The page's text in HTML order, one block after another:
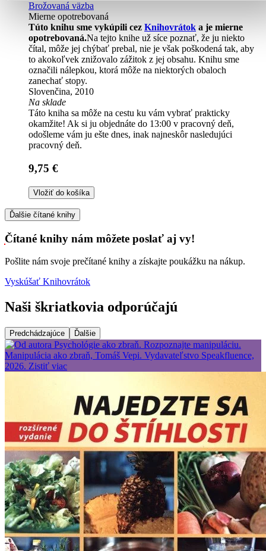
Brožovaná väzba
Mierne opotrebovaná
Túto knihu sme vykúpili cez Knihovrátok a je mierne
opotrebovaná.Na tejto knihe už síce poznať, že ju niekto
čítal, môže jej chýbať prebal, nie je však poškodená tak, aby
to akokoľvek znižovalo zážitok z jej obsahu. Knihu sme
označili nálepkou, ktorá môže na niektorých obaloch
zanechať stopy.
Slovenčina, 2010
Na sklade
Táto kniha sa môže na cestu ku vám vybrať prakticky
okamžite! Ak si ju objednáte do 13:00 v pracovný deň,
odošleme vám ju ešte dnes, inak najneskôr nasledujúci
pracovný deň.
9,75 €
Vložiť do košíka
Ďalšie čítané knihy
Čítané knihy nám môžete poslať aj vy!
Pošlite nám svoje prečítané knihy a získajte poukážku na nákup.
Vyskúšať Knihovrátok
Naši škriatkovia odporúčajú
Predchádzajúce Ďalšie